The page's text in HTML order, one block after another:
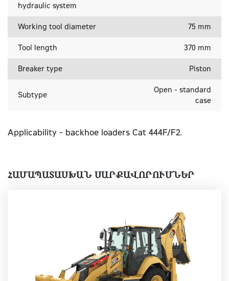
hydraulic system
Working tool diameter 75 mm
Tool length 370 mm
Breaker type Piston
Subtype
Open - standard
case
Applicability - backhoe loaders Cat 444F/F2.
ՀԱՄԱՊԱՏԱՍԽԱՆ ՍԱՐՔԱՎՈՐՈՒՄՆԵՐ